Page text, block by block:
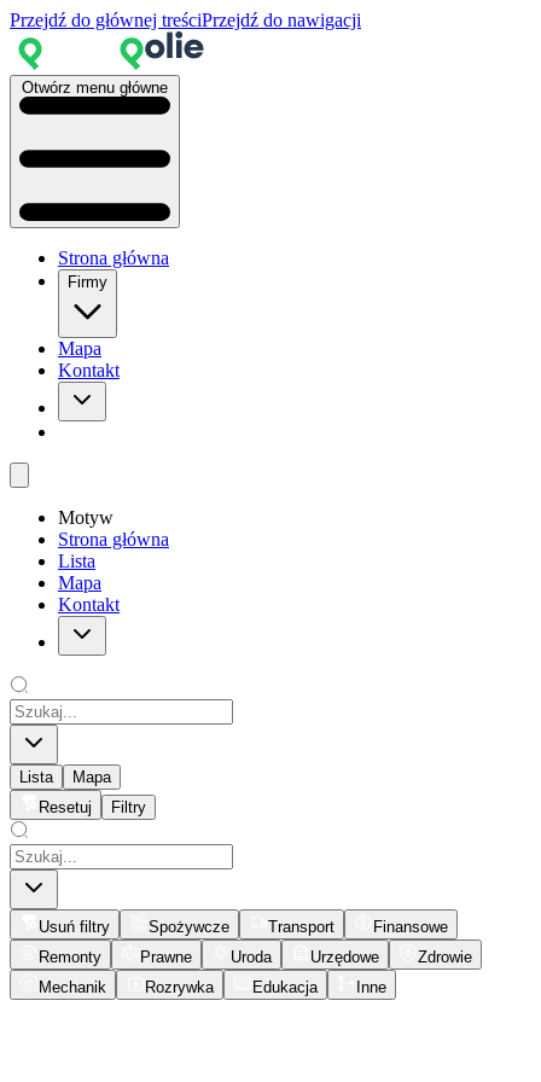
Przejdź do głównej treściPrzejdź do nawigacji
Otwórz menu główne
Strona główna
Firmy
Mapa
Kontakt
Motyw
Strona główna
Lista
Mapa
Kontakt
Lista
Mapa
Resetuj
Filtry
Usuń filtry Spożywcze Transport
Finansowe
Remonty
Prawne Uroda Urzędowe
Zdrowie
Mechanik
Rozrywka Edukacja Inne